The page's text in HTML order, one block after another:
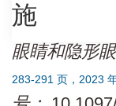
施
作者信息
眼睛和隐形
283-291 页，2023